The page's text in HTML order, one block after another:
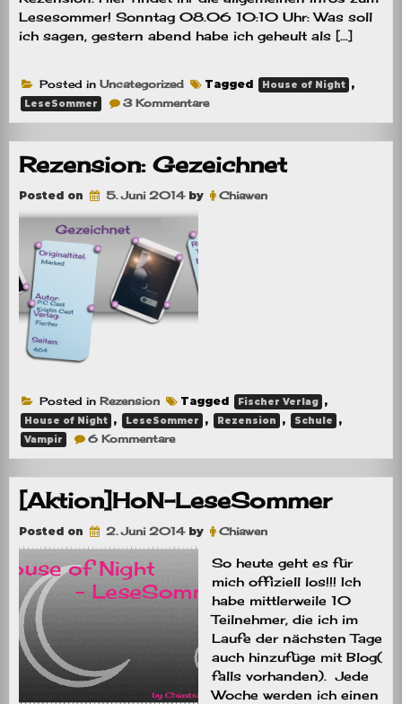
Lesesommer! Sonntag 08.06 10:10 Uhr: Was soll
ich sagen, gestern abend habe ich geheult als […]
Posted in Uncategorized Tagged House of Night ,
LeseSommer 3 Kommentarezu
#2
Rezension: Gezeichnet
Posted on 5. Juni 2014by Chiawen
Posted in Rezension Tagged Fischer Verlag ,
House of Night , LeseSommer , Rezension , Schule ,
Vampir 6 Kommentarezu
[Aktion]HoN-LeseSommer
Posted on 2. Juni 2014by Chiawen
So heute geht es für
mich offiziell los!!! Ich
habe mittlerweile 10
Teilnehmer, die ich im
Laufe der nächsten Tage
auch hinzufüge mit Blog(
falls vorhanden). Jede
Woche werden ich einen